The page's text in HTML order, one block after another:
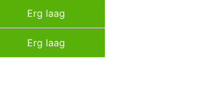
Erg laag
Erg laag